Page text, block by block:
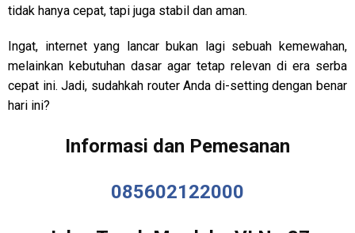
tidak hanya cepat, tapi juga stabil dan aman.
Ingat, internet yang lancar bukan lagi sebuah kemewahan,
melainkan kebutuhan dasar agar tetap relevan di era serba
cepat ini. Jadi, sudahkah router Anda di-setting dengan benar
hari ini?
Informasi dan Pemesanan
085602122000